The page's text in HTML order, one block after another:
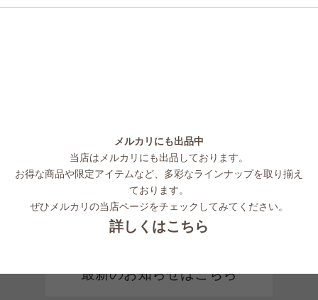
メルカリにも出品中
当店はメルカリにも出品しております。
お得な商品や限定アイテムなど、多彩なラインナップを取り揃え
ております。
ぜひメルカリの当店ページをチェックしてみてください。
詳しくはこちら
最新のお知らせはこちら